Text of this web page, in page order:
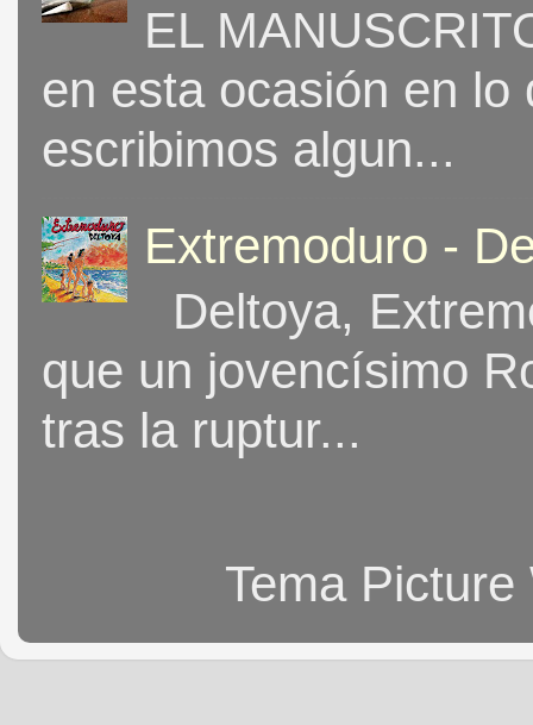
EL
en esta ocasión en
escribimos algun...
Extremoduro -
Deltoya,
que un jovencísimo
tras la ruptur...
Tema